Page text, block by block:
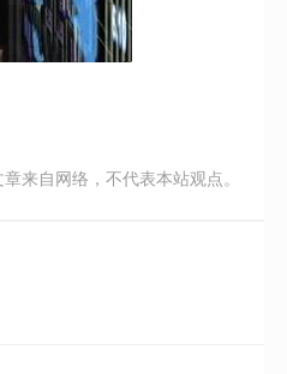
来自网络，不代表本站观点。